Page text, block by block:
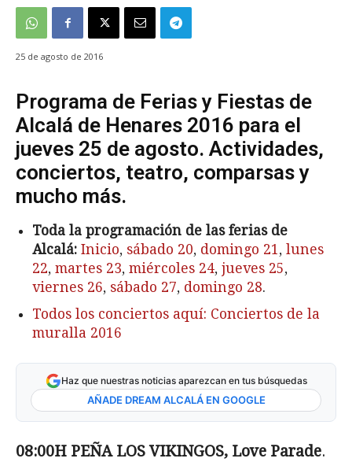
25 de agosto de 2016
Programa de Ferias y Fiestas de
Alcalá de Henares 2016 para el
jueves 25 de agosto. Actividades,
conciertos, teatro, comparsas y
mucho más.
Toda la programación de las ferias de
Alcalá: Inicio, sábado 20, domingo 21, lunes
22, martes 23, miércoles 24, jueves 25,
viernes 26, sábado 27, domingo 28.
Todos los conciertos aquí: Conciertos de la
muralla 2016
Haz que nuestras noticias aparezcan en tus búsquedas
AÑADE DREAM ALCALÁ EN GOOGLE
08:00H PEÑA LOS VIKINGOS, Love Parade.